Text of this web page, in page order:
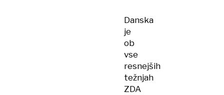
Danska
je
ob
vse
resnejših
težnjah
ZDA